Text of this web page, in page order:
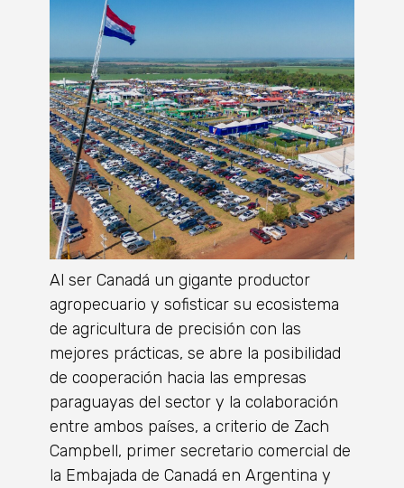
Al ser Canadá un gigante productor
agropecuario y sofisticar su ecosistema
de agricultura de precisión con las
mejores prácticas, se abre la posibilidad
de cooperación hacia las empresas
paraguayas del sector y la colaboración
entre ambos países, a criterio de Zach
Campbell, primer secretario comercial de
la Embajada de Canadá en Argentina y